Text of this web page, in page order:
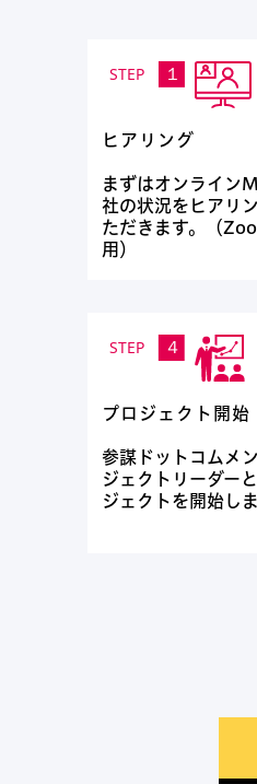
ヒアリング
まずはオンライン
社の状況をヒアリ
ただきます。（
用）
プロジェクト開始
参謀ドットコムメ
ジェクトリーダー
ジェクトを開始しま